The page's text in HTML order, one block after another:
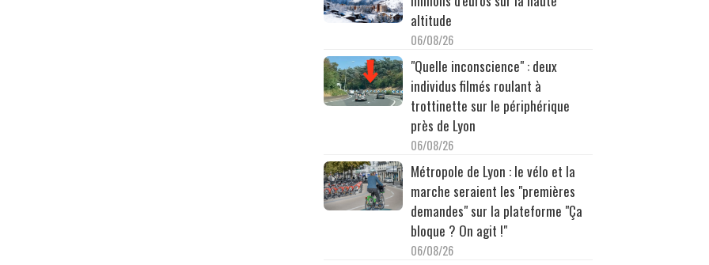
altitude
06/08/26
"Quelle inconscience" : deux
individus filmés roulant à
trottinette sur le périphérique
près de Lyon
06/08/26
Métropole de Lyon : le vélo et la
marche seraient les "premières
demandes" sur la plateforme "Ça
bloque ? On agit !"
06/08/26